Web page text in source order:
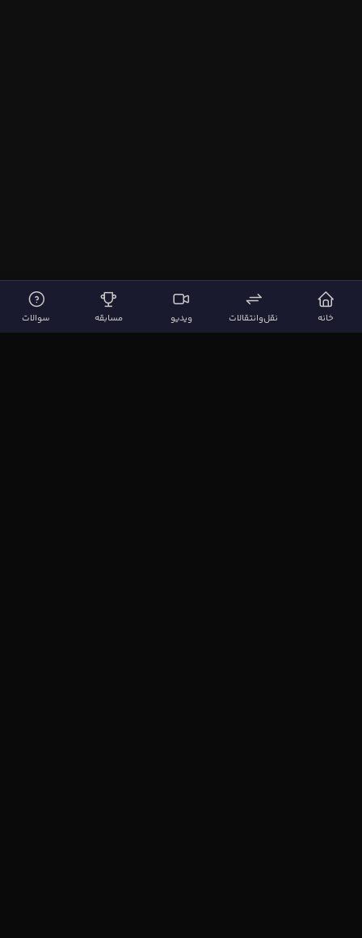
خانه نقل‌وانتقالات ویدیو مسابقه سوالات